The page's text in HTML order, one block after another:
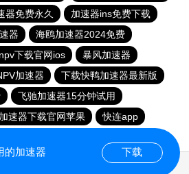
器免费永久
加速器ins免费下载
器
海鸥加速器2024免费
下载官网ios
暴风加速器
加速器
下载快鸭加速器最新版
飞驰加速器15分钟试用
速器下载官网苹果
快连app
的加速器 下载